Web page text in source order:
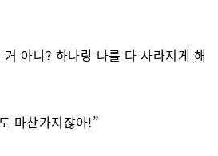
아냐? 하나랑 나를 다 사라지게 해
마찬가지잖아!”